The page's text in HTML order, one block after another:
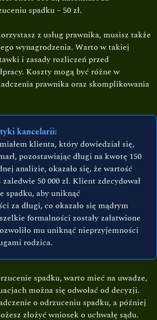
spadku – 50 zł.
z usług prawnika, musisz także
wynagrodzenia. Warto w takiej
i zasady rozliczeń przed
Koszty mogą być różne w
prawnika oraz skomplikowania
kancelarii:
klienta, który dowiedział się,
pozostawiając długi na kwotę 150
analizie, okazało się, że wartość
50 000 zł. Klient zdecydował
spadku, aby uniknąć
za długi, co okazało się mądrym
formalności zostały załatwione
mu uniknąć nieprzyjemności
rodzica.
spadku, warto mieć na uwadze,
można się odwołać od decyzji.
o odrzuceniu spadku, a później
złożyć wniosek o uchwałę sądu.